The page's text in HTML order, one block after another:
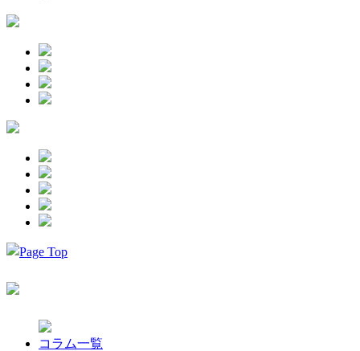
コラム一覧